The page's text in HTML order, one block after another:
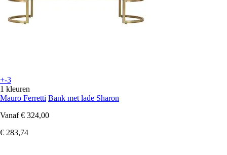
+-3
1 kleuren
Mauro Ferretti Bank met lade Sharon
Vanaf € 324,00
€ 283,74